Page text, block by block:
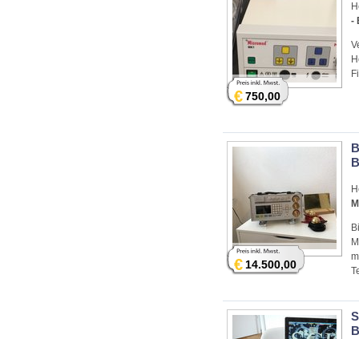
-
€750,00
€14.500,00